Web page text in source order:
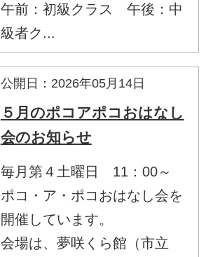
午前：初級クラス 午後：中
級者ク...
公開日：2026年05月14日
５月のポコアポコおはなし
会のお知らせ
毎月第４土曜日 11：00～
ポコ・ア・ポコおはなし会を
開催しています。
会場は、夢咲くら館（市立